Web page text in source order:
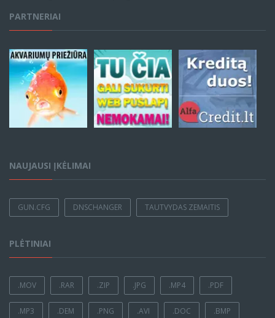
PARTNERIAI
NAUJAUSI ĮKĖLIMAI
GUN.CFG DNSCHANGER TAUTVYDAS ZEMAITIS
PLĖTINIAI
.MOV .RAR .ZIP .JPG .MP4 .PDF
.MP3 .DEM .PNG .AVI .DOC .BMP